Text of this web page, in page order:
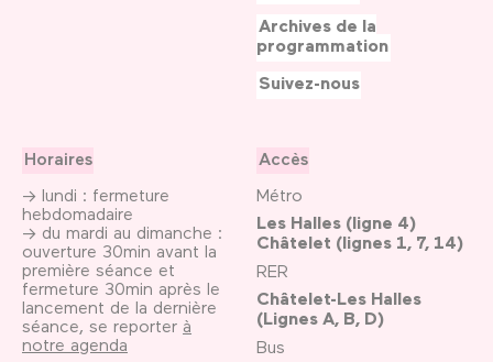
Horaires
→ lundi : fermeture
hebdomadaire
→ du mardi au dimanche :
ouverture 30min avant la
première séance et
fermeture 30min après le
lancement de la dernière
séance, se reporter à
notre agenda
Accès
Métro
Les Halles (ligne 4)
Châtelet (lignes 1, 7, 14)
RER
Châtelet-Les Halles
(Lignes A, B, D)
Bus
Archives de la
programmation
Suivez-nous